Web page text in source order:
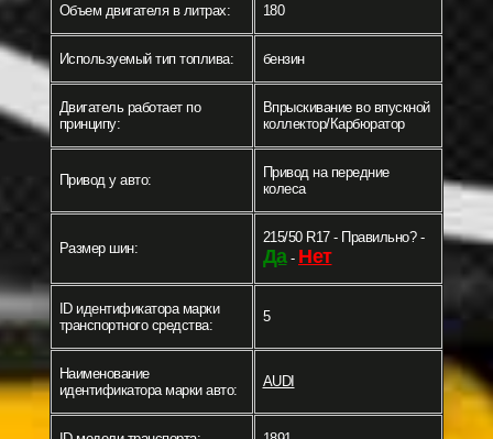
Объем двигателя в литрах: 180
Используемый тип топлива: бензин
Двигатель работает по
принципу:
Впрыскивание во впускной
коллектор/Карбюратор
Привод у авто:
Привод на передние
колеса
Размер шин:
215/50 R17 - Правильно? -
Да- Нет
ID идентификатора марки
транспортного средства:
5
Наименование
идентификатора марки авто:
AUDI